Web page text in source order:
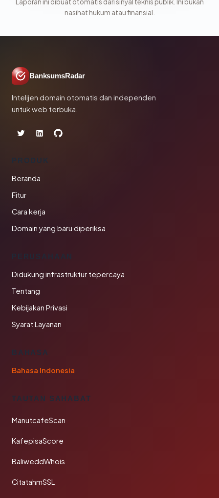
Laporan ini dibuat otomatis dari sinyal teknis publik. Ini bukan
nasihat hukum atau finansial.
BanksumsRadar
Intelijen domain otomatis dan independen
untuk web terbuka.
PRODUK
Beranda
Fitur
Cara kerja
Domain yang baru diperiksa
PERUSAHAAN
Didukung infrastruktur tepercaya
Tentang
Kebijakan Privasi
Syarat Layanan
BAHASA
Bahasa Indonesia
TAUTAN SAHABAT
ManutcafeScan
KafepisaScore
BaliweddWhois
CitatahmSSL